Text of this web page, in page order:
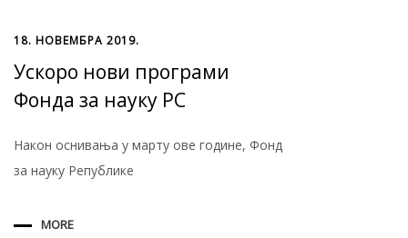
18. НОВЕМБРА 2019.
Ускоро нови програми
Фонда за науку РС
Након оснивања у марту ове године, Фонд
за науку Републике
MORE